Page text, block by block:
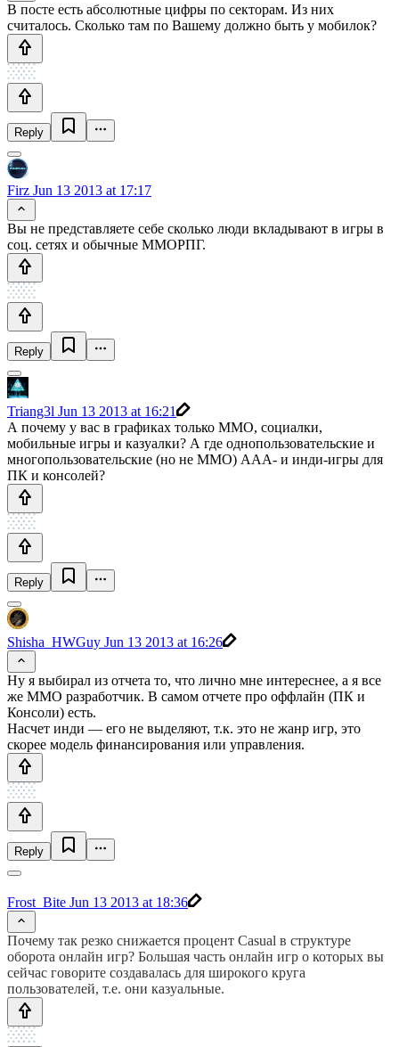
В посте есть абсолютные цифры по секторам. Из них
считалось. Сколько там по Вашему должно быть у мобилок?
Reply
Firz Jun 13 2013 at 17:17
Вы не представляете себе сколько люди вкладывают в игры в
соц. сетях и обычные ММОРПГ.
Reply
Triang3l Jun 13 2013 at 16:21
А почему у вас в графиках только MMO, социалки,
мобильные игры и казуалки? А где однопользовательские и
многопользовательские (но не MMO) AAA- и инди-игры для
ПК и консолей?
Reply
Shisha_HWGuy Jun 13 2013 at 16:26
Ну я выбирал из отчета то, что лично мне интереснее, а я все
же MMO разработчик. В самом отчете про оффлайн (ПК и
Консоли) есть.
Насчет инди — его не выделяют, т.к. это не жанр игр, это
скорее модель финансирования или управления.
Reply
Frost_Bite Jun 13 2013 at 18:36
Почему так резко снижается процент Casual в структуре
оборота онлайн игр? Большая часть онлайн игр о которых вы
сейчас говорите создавалась для широкого круга
пользователей, т.е. они казуальные.